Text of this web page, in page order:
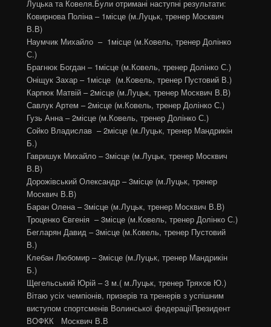
Луцька та Ковеля.Були отримані наступні результати:
Ковирнова Поліна – 1місце (м.Луцьк, тренер Москвич
В.В)
Наумчик Михайло – 1місце (м.Ковель, тренер Долінко
С.)
Брагнюк Богдан – 1місце (м.Ковель, тренер Долінко С.)
Оніщук Захар – 1місце (м.Ковель, тренер Пустовий В.)
Карпюк Матвій – 2місце (м.Луцьк, тренер Москвич В.В)
Савлук Артем – 2місце (м.Ковель, тренер Долінко С.)
Гузь Анна – 2місце (м.Ковель, тренер Долінко С.)
Сойко Владислав – 2місце (м.Луцьк, тренер Мандрикін
Б.)
Гавришук Михайло – 3місце (м.Луцьк, тренер Москвич
В.В)
Дорожівський Олександр – 3місце (м.Луцьк, тренер
Москвич В.В)
Баран Олена – 3місце (м.Луцьк, тренер Москвич В.В)
Троценко Євгенія – 3місце (м.Ковель, тренер Долінко С.)
Бегларян Давид – 3місце (м.Ковель, тренер Пустовий
В.)
Клебан Любомир – 3місце (м.Луцьк, тренер Мандрикін
Б.)
Щегельський Юрій – 3 м.( м.Луцьк, тренер Тряхов Ю.)
Вітаю усіх чемпіонів, призерів та тренерів з успішним
виступом спортсменів Волинської федераціїПрезидент
ВОФКК Москвич В.В